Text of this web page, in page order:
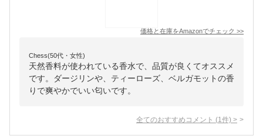
価格と在庫をAmazonでチェック >>
Chess(50代・女性)
天然香料が使われている香水で、品質が良くてオススメ
です。ダージリンや、ティーローズ、ベルガモットの香
りで爽やかでいい匂いです。
全てのおすすめコメント (1 件) >